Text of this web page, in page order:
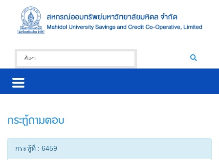
กระทู้ถามตอบ
กระทู้ที่ : 6459